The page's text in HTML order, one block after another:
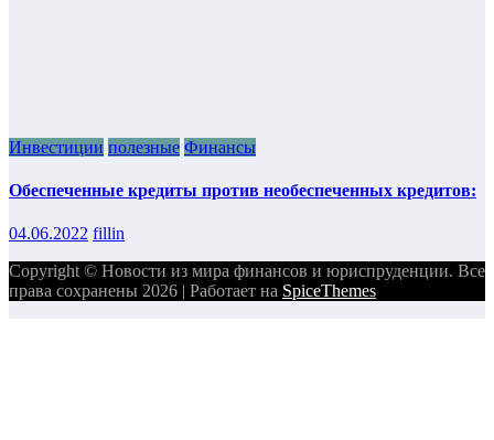
Инвестиции полезные Финансы
Обеспеченные кредиты против необеспеченных кредитов:
04.06.2022 fillin
Copyright © Новости из мира финансов и юриспруденции. Все
права сохранены 2026 | Работает на SpiceThemes